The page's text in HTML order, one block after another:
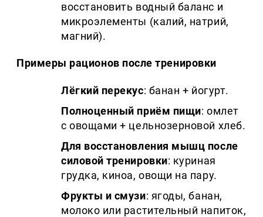
восстановить водный баланс и
микроэлементы (калий, натрий,
магний).
Примеры рационов после тренировки
Лёгкий перекус: банан + йогурт.
Полноценный приём пищи: омлет
с овощами + цельнозерновой хлеб.
Для восстановления мышц после
силовой тренировки: куриная
грудка, киноа, овощи на пару.
Фрукты и смузи: ягоды, банан,
молоко или растительный напиток,